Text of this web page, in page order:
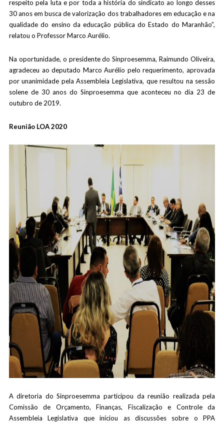
respeito pela luta e por toda a história do sindicato ao longo desses
30 anos em busca de valorização dos trabalhadores em educação e na
qualidade do ensino da educação pública do Estado do Maranhão”,
relatou o Professor Marco Aurélio.
Na oportunidade, o presidente do Sinproesemma, Raimundo Oliveira,
agradeceu ao deputado Marco Aurélio pelo requerimento, aprovada
por unanimidade pela Assembleia Legislativa, que resultou na sessão
solene de 30 anos do Sinproesemma que aconteceu no dia 23 de
outubro de 2019.
Reunião LOA 2020
A diretoria do Sinproesemma participou da reunião realizada pela
Comissão de Orçamento, Finanças, Fiscalização e Controle da
Assembleia Legislativa que iniciou as discussões sobre o PPA